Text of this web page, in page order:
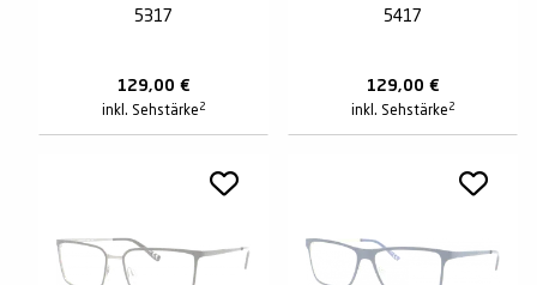
5317
129,00 €
inkl. Sehstärke 2
5417
129,00 €
inkl. Sehstärke 2